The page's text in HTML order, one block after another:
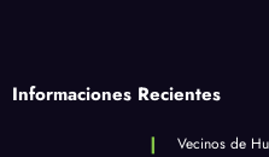
Informaciones Recientes
Vecinos de